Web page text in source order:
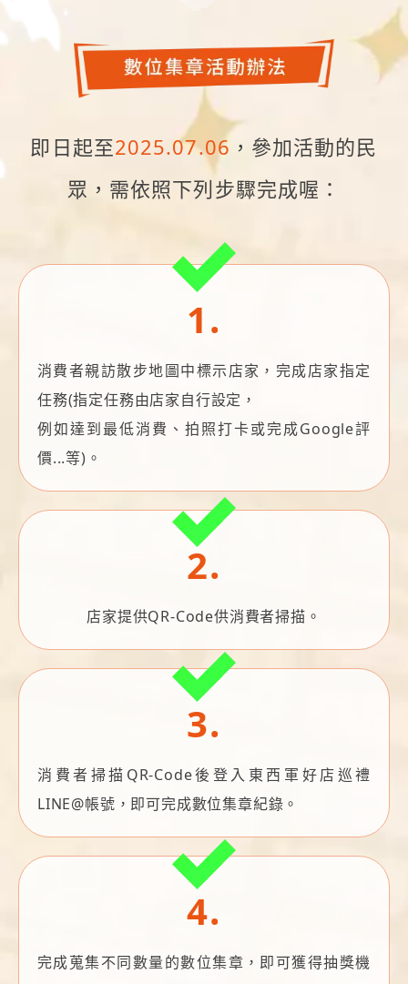
即日起至2025.07.06 ，參加活動的民
眾，需依照下列步驟完成喔：
1.
消費者親訪散步地圖中標示店家，完成店家指定
任務(指定任務由店家自行設定，
例如達到最低消費、拍照打卡或完成Google評
價...等)。
2.
店家提供QR-Code供消費者掃描。
3.
消費者掃描QR-Code後登入東西軍好店巡禮
LINE@帳號，即可完成數位集章紀錄。
4.
完成蒐集不同數量的數位集章，即可獲得抽獎機